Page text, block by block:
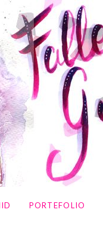
PORTEFOLIO